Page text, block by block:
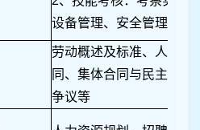
设备管理、安全管理、应
劳动概述及标准、人力资
同、集体合同与民主管理
争议等